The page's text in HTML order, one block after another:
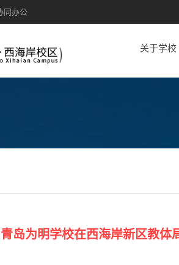
同办公
关于学校
岛为明学校在西海岸新区教体